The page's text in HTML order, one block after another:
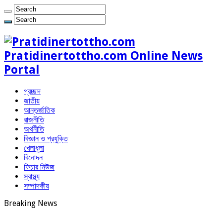
Pratidinertottho.com Online News
Portal
প্রচ্ছদ
জাতীয়
আন্তর্জাতিক
রাজনীতি
অর্থনীতি
বিজ্ঞান ও প্রযুক্তি
খেলাধূলা
বিনোদন
ফিচার নিউজ
স্বাস্থ্য
সম্পাদকীয়
Breaking News